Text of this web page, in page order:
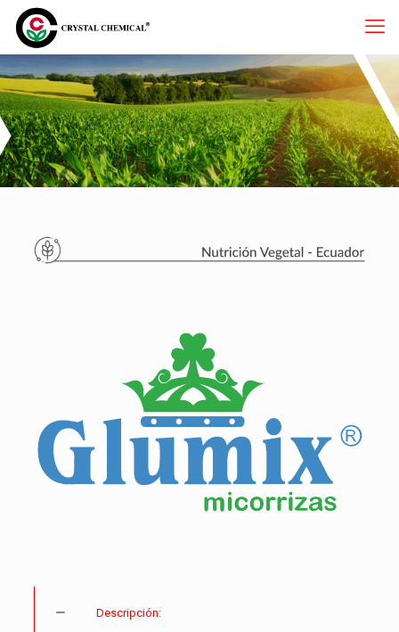
Descripción: